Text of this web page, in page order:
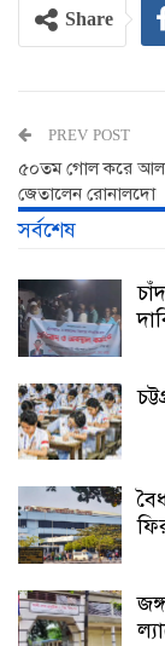
Share
PREV POST
৫০তম গোল করে আল
জেতালেন রোনালদো
সর্বশেষ